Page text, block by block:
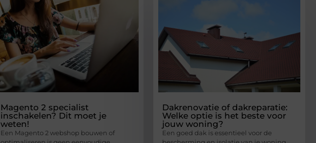
Magento 2 specialist
inschakelen? Dit moet je
weten!
Een Magento 2 webshop bouwen of
Dakrenovatie of dakreparatie:
Welke optie is het beste voor
jouw woning?
Een goed dak is essentieel voor de